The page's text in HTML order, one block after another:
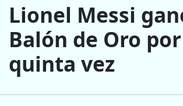
Lionel Messi
Balón de Oro por
quinta vez